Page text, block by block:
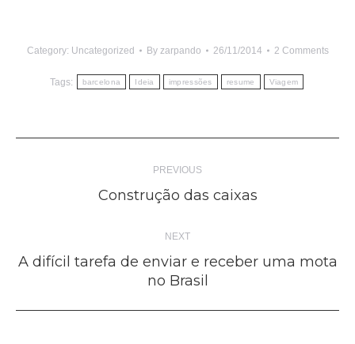
Category: Uncategorized By zarpando 26/11/2014 2 Comments
Tags: barcelona Ideia impressões resume Viagem
navigationPREVIOUS
Previous
Construção das caixas
NEXT
Next
A difícil tarefa de enviar e receber uma mota
no Brasil